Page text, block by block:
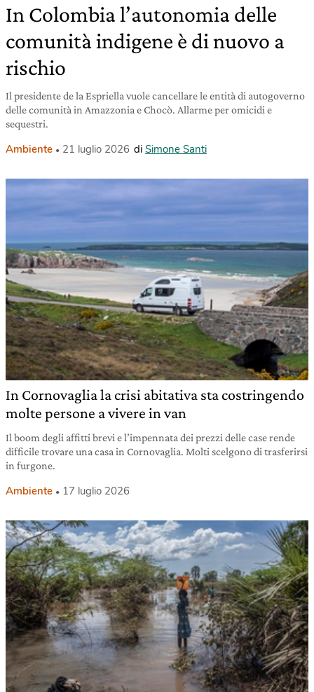
In Colombia l’autonomia delle
comunità indigene è di nuovo a
rischio
Il presidente de la Espriella vuole cancellare le entità di autogoverno
delle comunità in Amazzonia e Chocò. Allarme per omicidi e
sequestri.
Ambiente 21 luglio 2026 di Simone Santi
In Cornovaglia la crisi abitativa sta costringendo
molte persone a vivere in van
Il boom degli affitti brevi e l’impennata dei prezzi delle case rende
difficile trovare una casa in Cornovaglia. Molti scelgono di trasferirsi
in furgone.
Ambiente 17 luglio 2026